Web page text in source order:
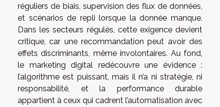
réguliers de biais, supervision des flux de données,
et scénarios de repli lorsque la donnée manque.
Dans les secteurs régulés, cette exigence devient
critique, car une recommandation peut avoir des
effets discriminants, même involontaires. Au fond,
le marketing digital redécouvre une évidence :
l’algorithme est puissant, mais il n’a ni stratégie, ni
responsabilité, et la performance durable
appartient à ceux qui cadrent l’automatisation avec